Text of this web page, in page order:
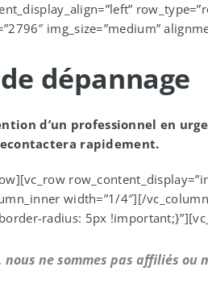
img_size=”medium”
dépannage
d’un professionnel en
rapidement.
width=”1/4″][/
radius: 5px
ne sommes pas affiliés ou